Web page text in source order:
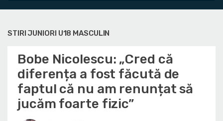
STIRI JUNIORI U18 MASCULIN
Bobe Nicolescu: „Cred că
diferența a fost făcută de
faptul că nu am renunțat să
jucăm foarte fizic”